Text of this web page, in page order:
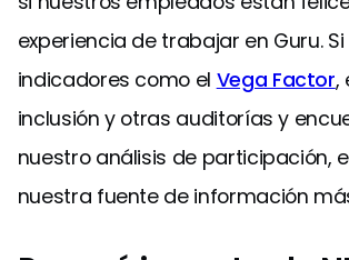
experiencia de trabajar en Guru.
indicadores como el Vega Factor,
inclusión y otras auditorías y
nuestro análisis de participación,
nuestra fuente de información